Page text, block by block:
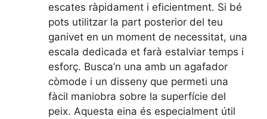
escates ràpidament i eficientment. Si bé
pots utilitzar la part posterior del teu
ganivet en un moment de necessitat, una
escala dedicada et farà estalviar temps i
esforç. Busca’n una amb un agafador
còmode i un disseny que permeti una
fàcil maniobra sobre la superfície del
peix. Aquesta eina és especialment útil